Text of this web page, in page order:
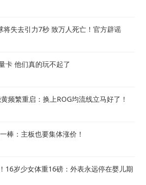
将失去引力7秒 致万人死亡！官方辟谣
卡 他们真的玩不起了
频繁重启：换上ROG均流线立马好了！
棒：主板也要集体涨价！
16岁少女体重16磅：外表永远停在婴儿期